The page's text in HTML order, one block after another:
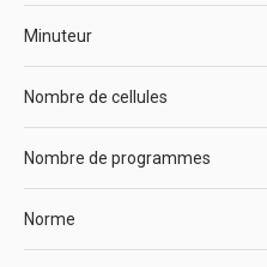
Minuteur
Nombre de cellules
Nombre de programmes
Norme